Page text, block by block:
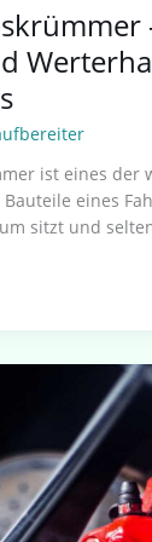
ist eines der
eines
sitzt und